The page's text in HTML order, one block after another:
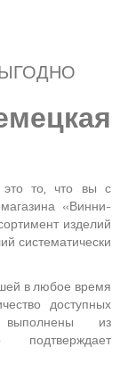
то, что вы с
«Винни-
изделий
систематически
в любое время
доступных
выполнены из
подтверждает